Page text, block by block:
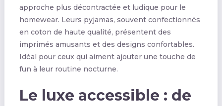
approche plus décontractée et ludique pour le
homewear. Leurs pyjamas, souvent confectionnés
en coton de haute qualité, présentent des
imprimés amusants et des designs confortables.
Idéal pour ceux qui aiment ajouter une touche de
fun à leur routine nocturne.
Le luxe accessible : de